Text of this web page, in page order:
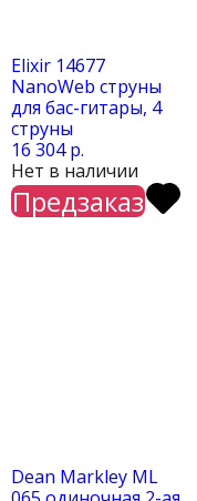
Elixir 14677
NanoWeb струны
для бас-гитары, 4
струны
16 304 р.
Нет в наличии
Предзаказ
Dean Markley ML